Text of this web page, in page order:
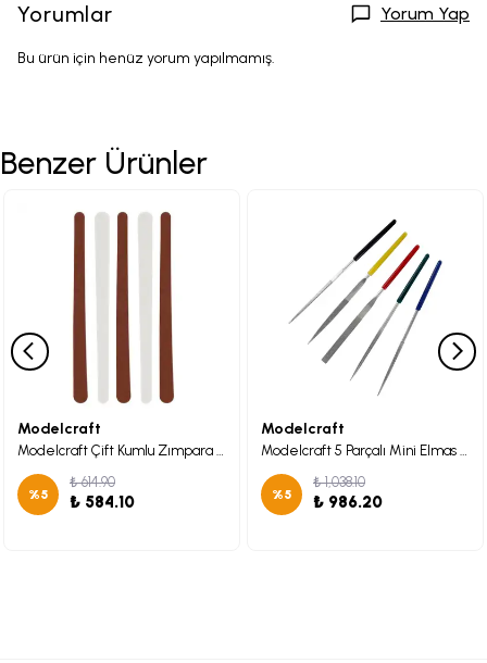
Yorumlar Yorum Yap
Bu ürün için henüz yorum yapılmamış.
Benzer Ürünler
Modelcraft
Modelcraft Çift Kumlu Zımpara Çubukları x10
%5
₺ 614.90
₺ 584.10
Modelcraft
Modelcraft 5 Parçalı Mini Elmas Eğe Seti (100 mm)
%5
₺ 1,038.10
₺ 986.20